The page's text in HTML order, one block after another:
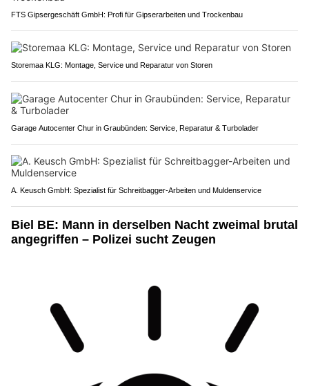
FTS Gipsergeschäft GmbH: Profi für Gipserarbeiten und Trockenbau
Storemaa KLG: Montage, Service und Reparatur von Storen
Garage Autocenter Chur in Graubünden: Service, Reparatur & Turbolader
A. Keusch GmbH: Spezialist für Schreitbagger-Arbeiten und Muldenservice
Biel BE: Mann in derselben Nacht zweimal brutal
angegriffen – Polizei sucht Zeugen